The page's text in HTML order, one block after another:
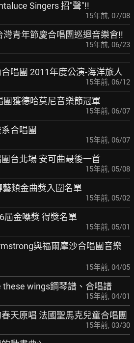
Singers 招"聲"!!
15年前, 07/08
灣青年節慶合唱團巡迴音樂會!!
15年前, 06/23
唱團 2011年度公演-海洋旅人
15年前, 06/12
團獲德哈莫尼音樂節冠軍
15年前, 06/07
合唱團
15年前, 06/07
台北場 安可曲最後一首
15年前, 05/08
藝類金曲獎入圍名單
15年前, 05/02
屆金嗓獎 得獎名單
15年前, 05/01
與福爾摩沙合唱團音樂
15年前, 04/05
these wings鋼琴譜、合唱譜
15年前, 04/01
天原唱 法國聖馬克兒童合唱團
15年前, 03/30